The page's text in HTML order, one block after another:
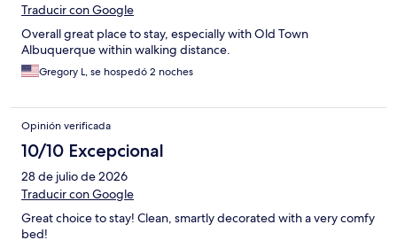
Traducir con Google
Overall great place to stay, especially with Old Town
Albuquerque within walking distance.
Gregory L, se hospedó 2 noches
Opinión verificada
10/10 Excepcional
28 de julio de 2026
Traducir con Google
Great choice to stay! Clean, smartly decorated with a very comfy
bed!